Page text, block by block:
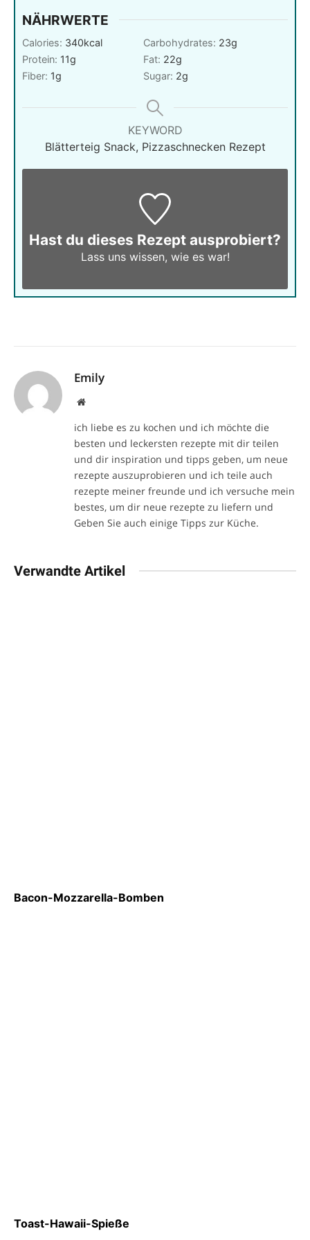
NÄHRWERTE
Calories: 340kcal Carbohydrates: 23g
Protein: 11g Fat: 22g
Fiber: 1g Sugar: 2g
KEYWORD
Blätterteig Snack, Pizzaschnecken Rezept
Hast du dieses Rezept ausprobiert?
Lass uns wissen, wie es war!
Emily
Website
ich liebe es zu kochen und ich möchte die
besten und leckersten rezepte mit dir teilen
und dir inspiration und tipps geben, um neue
rezepte auszuprobieren und ich teile auch
rezepte meiner freunde und ich versuche mein
bestes, um dir neue rezepte zu liefern und
Geben Sie auch einige Tipps zur Küche.
Verwandte Artikel
Bacon-Mozzarella-Bomben
Toast-Hawaii-Spieße